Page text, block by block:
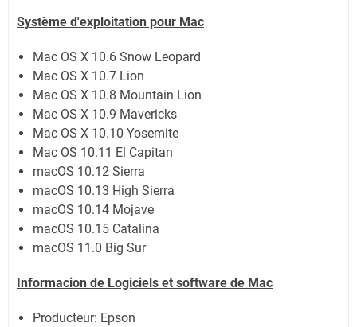
Système d'exploitation pour Mac
Mac OS X 10.6 Snow Leopard
Mac OS X 10.7 Lion
Mac OS X 10.8 Mountain Lion
Mac OS X 10.9 Mavericks
Mac OS X 10.10 Yosemite
Mac OS 10.11 El Capitan
macOS 10.12 Sierra
macOS 10.13 High Sierra
macOS 10.14 Mojave
macOS 10.15 Catalina
macOS 11.0 Big Sur
Informacion de Logiciels et software de Mac
Producteur: Epson